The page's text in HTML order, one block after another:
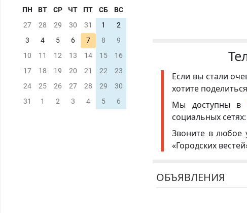
Если вы стали
хотите
Мы доступны в
социальных
Звоните в любое
«Городских
ОБЪЯВЛЕНИЯ
ПН
ВТ СР ЧТ ПТ СБ
ВС
27
28 29 30 31 1
2
3
4 5 6 7 8
9
10
11 12 13 14 15
16
17
18 19 20 21 22
23
24
25 26 27 28 29
30
31
1 2 3 4 5 6